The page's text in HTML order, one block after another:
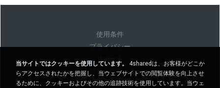
使用条件
プライバシー
個人情報を販売しない
個人情報を共有しない
当サイトではクッキーを使用しています。
4sharedは、お客様がどこか
らアクセスされたかを把握し、当ウェブサイトでの閲覧体験を向上させ
るために、クッキーおよびその他の追跡技術を使用しています。当ウェ